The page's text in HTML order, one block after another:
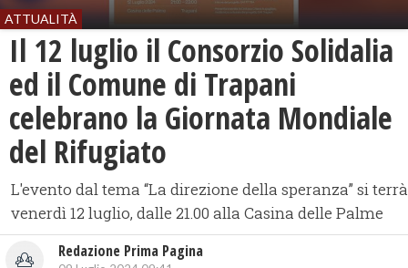
ATTUALITÀ
Il 12 luglio il Consorzio Solidalia
ed il Comune di Trapani
celebrano la Giornata Mondiale
del Rifugiato
L'evento dal tema “La direzione della speranza” si terrà
venerdì 12 luglio, dalle 21.00 alla Casina delle Palme
Redazione Prima Pagina